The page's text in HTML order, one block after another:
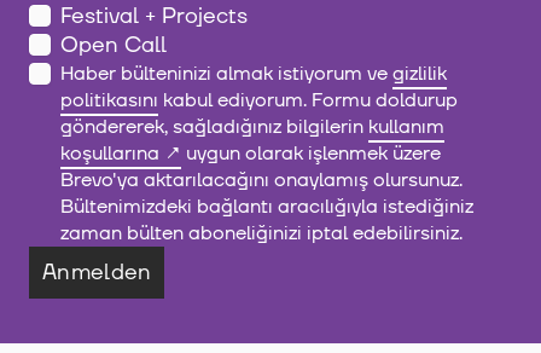
Festival + Projects
Open Call
Haber bülteninizi almak istiyorum vegizlilik
politikasını kabul ediyorum. Formu doldurup
göndererek, sağladığınız bilgilerin kullanım
koşullarına
uygun olarak işlenmek üzere
Brevo'ya aktarılacağını onaylamış olursunuz.
Bültenimizdeki bağlantı aracılığıyla istediğiniz
zaman bülten aboneliğinizi iptal edebilirsiniz.
Anmelden